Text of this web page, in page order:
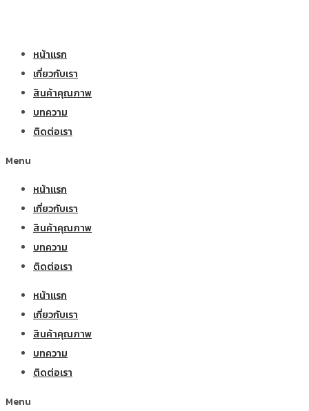
หน้าแรก
เกี่ยวกับเรา
สินค้าคุณภาพ
บทความ
ติดต่อเรา
Menu
หน้าแรก
เกี่ยวกับเรา
สินค้าคุณภาพ
บทความ
ติดต่อเรา
หน้าแรก
เกี่ยวกับเรา
สินค้าคุณภาพ
บทความ
ติดต่อเรา
Menu